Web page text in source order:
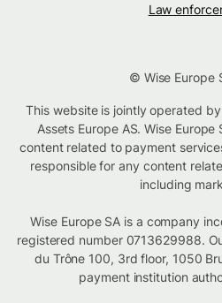
Law
© Wise Europe
This website is jointly operated
Assets Europe AS. Wise
content related to payment
responsible for any content
including
Wise Europe SA is a company
registered number 0713629988.
du Trône 100, 3rd floor, 1050
payment institution